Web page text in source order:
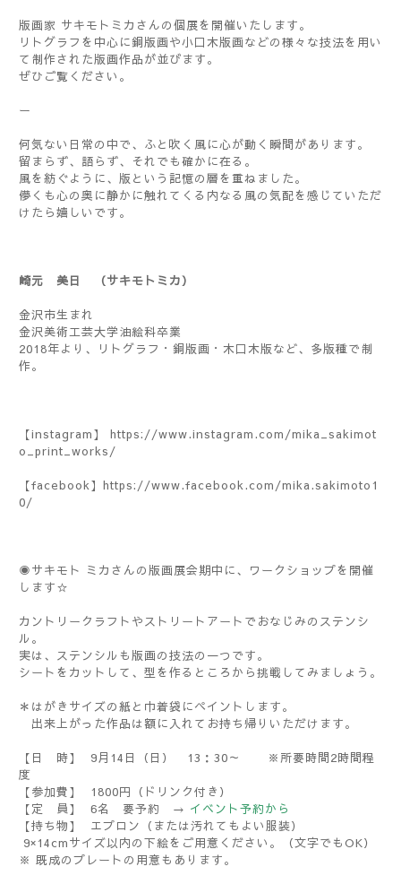
版画家 サキモトミカさんの個展を開催いたします。
リトグラフを中心に銅版画や小口木版画などの様々な技法を用い
て制作された版画作品が並びます。
ぜひご覧ください。
ー
何気ない日常の中で、ふと吹く風に心が動く瞬間があります。
留まらず、語らず、それでも確かに在る。
風を紡ぐように、版という記憶の層を重ねました。
儚くも心の奥に静かに触れてくる内なる風の気配を感じていただ
けたら嬉しいです。
崎元 美日 （サキモトミカ）
金沢市生まれ
金沢美術工芸大学油絵科卒業
2018年より、リトグラフ・銅版画・木口木版など、多版種で制
作。
【instagram】 https://www.instagram.com/mika_sakimot
o_print_works/
【facebook】 https://www.facebook.com/mika.sakimoto1
0/
◉サキモト ミカさんの版画展会期中に、ワークショップを開催
します☆
カントリークラフトやストリートアートでおなじみのステンシ
ル。
実は、ステンシルも版画の技法の一つです。
シートをカットして、型を作るところから挑戦してみましょう。
＊はがきサイズの紙と巾着袋にペイントします。
出来上がった作品は額に入れてお持ち帰りいただけます。
【日 時】 9月14日（日） 13：30～ ※所要時間2時間程
度
【参加費】 1800円（ドリンク付き）
【定 員】 6名 要予約 → イベント予約から
【持ち物】 エプロン（または汚れてもよい服装）
9×14cmサイズ以内の下絵をご用意ください。（文字でもOK）
※ 既成のプレートの用意もあります。